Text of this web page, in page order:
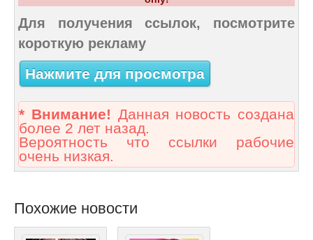
Для получения ссылок, посмотрите
короткую рекламу
Нажмите для просмотра
* Внимание! Данная новость создана
более 2 лет назад.
Вероятность что ссылки рабочие
очень низкая.
Похожие новости